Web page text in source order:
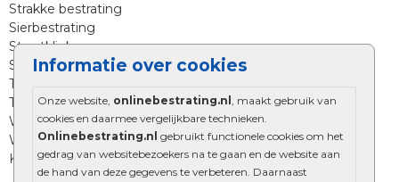
Informatie over cookies
Onze website, onlinebestrating.nl , maakt gebruik van
cookies en daarmee vergelijkbare technieken.
Onlinebestrating.nl gebruikt functionele cookies om het
gedrag van websitebezoekers na te gaan en de website aan
de hand van deze gegevens te verbeteren. Daarnaast
Strakke bestrating
Sierbestrating
Straatklinkers
Straatstenen
Trommelstenen
Tuinstenen
Waalformaat
Wildverband bestrating
Kingstones